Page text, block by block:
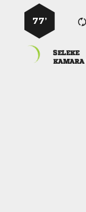
77’

